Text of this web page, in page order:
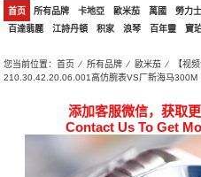
首页 所有品牌 卡地亞 歐米茄 萬國 勞力士
百達翡麗
江詩丹頓 积家 浪琴 百年靈 寶
您当前位置：首页 ⁄所有品牌 ⁄ 歐米茄 ⁄ 【视频
210.30.42.20.06.001高仿腕表VS厂新海马300M
添加客服微信，获取
Contact Us To Get